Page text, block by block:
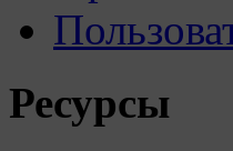
Ресурсы